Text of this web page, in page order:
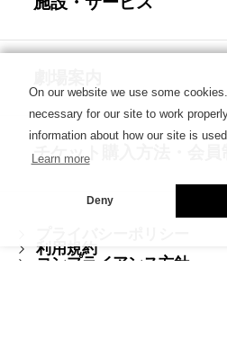
チケット購入方法・会員
利用規約
コンプライアンス方針
On our website we use some
necessary for our site to work
information about how our site is used.
Learn more
Deny